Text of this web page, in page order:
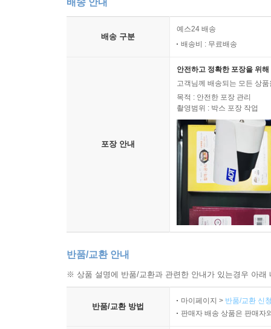
배송 안내
배송 구분
예스24 배송
배송비 : 무료배송
포장 안내
안전하고 정확한 포장을 위
고객님께 배송되는 모든 상
목적 : 안전한 포장 관리
촬영범위 : 박스 포장 작업
반품/교환 안내
※ 상품 설명에 반품/교환과 관련한 안내가 있는경우 아
반품/교환 방법
마이페이지 > 반품/교환 신
판매자 배송 상품은 판매자